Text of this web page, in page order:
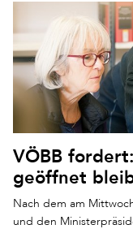
VÖBB
geöffnet
Nach dem am
und den